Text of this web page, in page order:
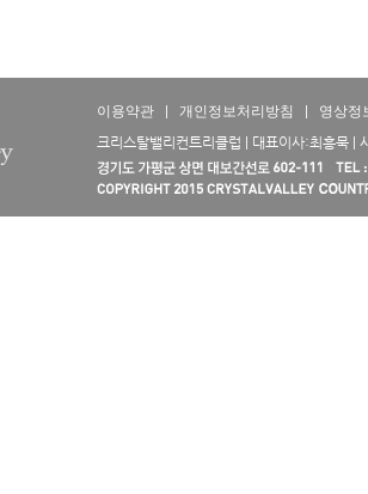
이용약관 개인정보처리방침
영상정
크리스탈밸리컨트리클럽 | 대표이사:최흥묵